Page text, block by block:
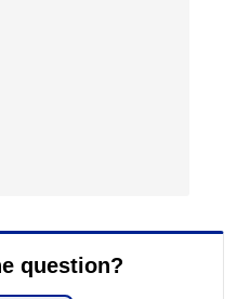
question?